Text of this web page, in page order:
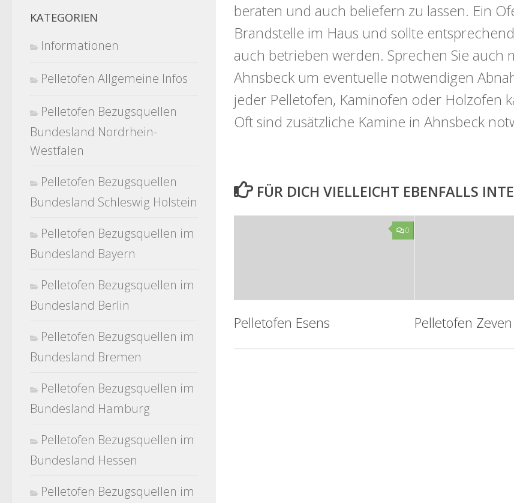
beraten und auch beliefern zu lassen. Ein
Brandstelle im Haus und sollte
auch betrieben werden. Sprechen Sie auch
Ahnsbeck um eventuelle notwendigen
jeder Pelletofen, Kaminofen oder Holzofen
Oft sind zusätzliche Kamine in Ahnsbeck
FÜR DICH VIELLEICHT EBENFALLS
0
Pelletofen Esens Pelletofen Zeven
KATEGORIEN
Informationen
Pelletofen Allgemeine Infos
Pelletofen Bezugsquellen
Bundesland Nordrhein-
Westfalen
Pelletofen Bezugsquellen
Bundesland Schleswig Holstein
Pelletofen Bezugsquellen im
Bundesland Bayern
Pelletofen Bezugsquellen im
Bundesland Berlin
Pelletofen Bezugsquellen im
Bundesland Bremen
Pelletofen Bezugsquellen im
Bundesland Hamburg
Pelletofen Bezugsquellen im
Bundesland Hessen
Pelletofen Bezugsquellen im